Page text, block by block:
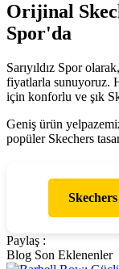
Orijinal
Spor'da
Sarıyıldız Spor olarak,
fiyatlarla sunuyoruz.
için konforlu ve şık
Geniş ürün
popüler Skechers
Paylaş :
Blog Son Eklenenler